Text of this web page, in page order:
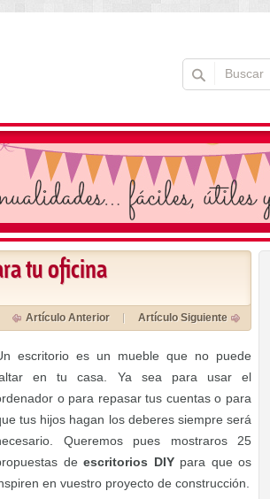
tu oficina
Artículo Anterior Artículo Siguiente
escritorio es un mueble que no puede
en tu casa. Ya sea para usar el
o para repasar tus cuentas o para
tus hijos hagan los deberes siempre será
Queremos pues mostraros 25
de escritorios DIYpara que os
en vuestro proyecto de construcción.